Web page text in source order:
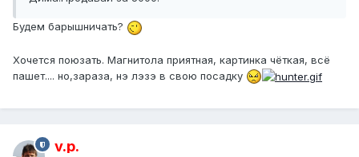
Будем барышничать?
Хочется поюзать. Магнитола приятная, картинка чёткая, всё
пашет.... но,зараза, нэ лэзэ в свою посадку
v.p.